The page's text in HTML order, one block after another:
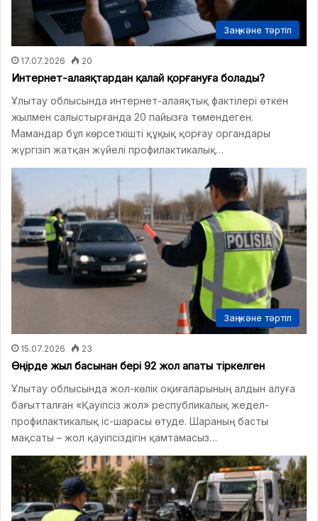
Заң және тәртіп
17.07.2026 20
Интернет-алаяқтардан қалай қорғануға болады?
Ұлытау облысында интернет-алаяқтық фактілері өткен
жылмен салыстырғанда 20 пайызға төмендеген.
Мамандар бұл көрсеткішті құқық қорғау органдары
жүргізіп жатқан жүйелі профилактикалық…
Заң және тәртіп
15.07.2026 23
Өңірде жыл басынан бері 92 жол апаты тіркелген
Ұлытау облысында жол-көлік оқиғаларының алдын алуға
бағытталған «Қауіпсіз жол» республикалық жедел-
профилактикалық іс-шарасы өтуде. Шараның басты
мақсаты – жол қауіпсіздігін қамтамасыз…